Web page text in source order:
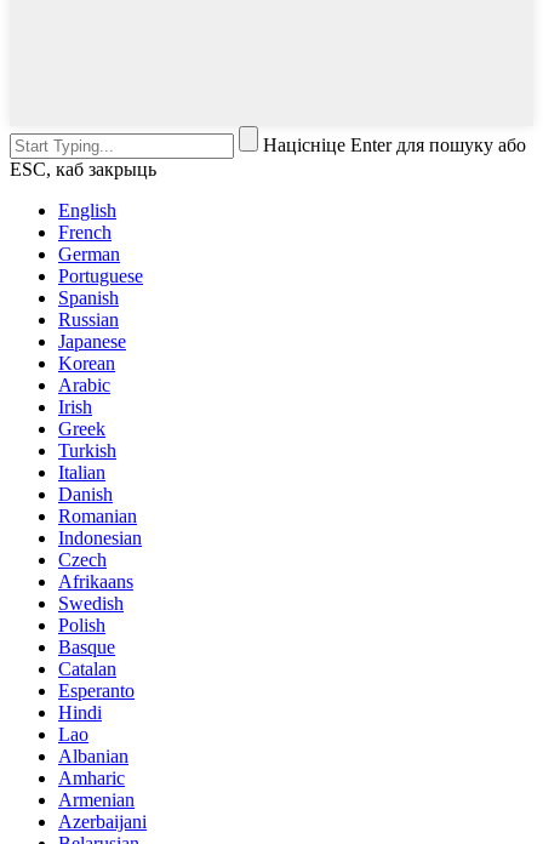
Націсніце Enter для пошуку або
ESC, каб закрыць
English
French
German
Portuguese
Spanish
Russian
Japanese
Korean
Arabic
Irish
Greek
Turkish
Italian
Danish
Romanian
Indonesian
Czech
Afrikaans
Swedish
Polish
Basque
Catalan
Esperanto
Hindi
Lao
Albanian
Amharic
Armenian
Azerbaijani